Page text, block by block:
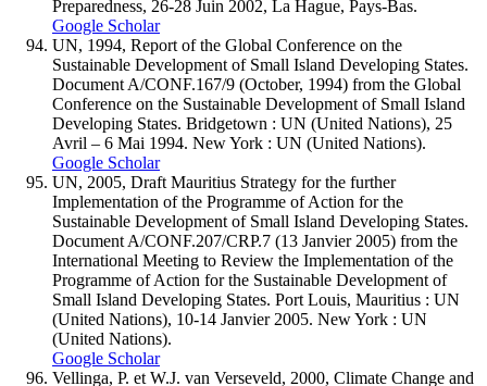
Preparedness, 26-28 Juin 2002, La Hague, Pays-Bas.
Google Scholar
UN, 1994, Report of the Global Conference on the
Sustainable Development of Small Island Developing States.
Document A/CONF.167/9 (October, 1994) from the Global
Conference on the Sustainable Development of Small Island
Developing States. Bridgetown : UN (United Nations), 25
Avril – 6 Mai 1994. New York : UN (United Nations).
Google Scholar
UN, 2005, Draft Mauritius Strategy for the further
Implementation of the Programme of Action for the
Sustainable Development of Small Island Developing States.
Document A/CONF.207/CRP.7 (13 Janvier 2005) from the
International Meeting to Review the Implementation of the
Programme of Action for the Sustainable Development of
Small Island Developing States. Port Louis, Mauritius : UN
(United Nations), 10-14 Janvier 2005. New York : UN
(United Nations).
Google Scholar
Vellinga, P. et W.J. van Verseveld, 2000, Climate Change and